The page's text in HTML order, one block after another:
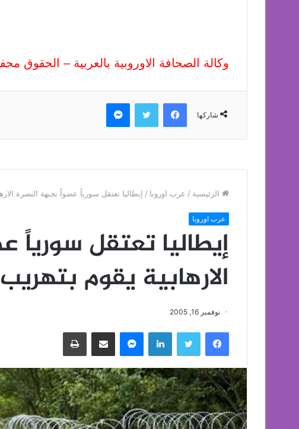
وكالة الصحافة الاوروبية بالعربية – الحقوق
شاركها
فيسبوك تويتر ماسنجر